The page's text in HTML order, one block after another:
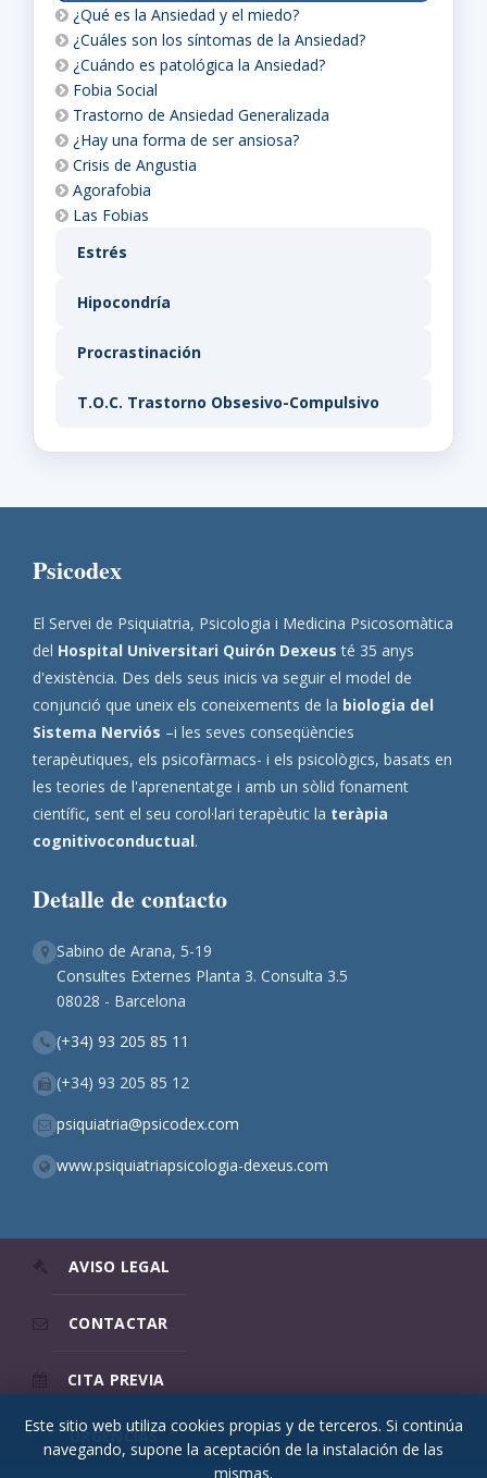
¿Qué es la Ansiedad y el miedo?
¿Cuáles son los síntomas de la Ansiedad?
¿Cuándo es patológica la Ansiedad?
Fobia Social
Trastorno de Ansiedad Generalizada
¿Hay una forma de ser ansiosa?
Crisis de Angustia
Agorafobia
Las Fobias
Estrés
Hipocondría
Procrastinación
T.O.C. Trastorno Obsesivo-Compulsivo
Psicodex
El Servei de Psiquiatria, Psicologia i Medicina Psicosomàtica
del Hospital Universitari Quirón Dexeus té 35 anys
d'existència. Des dels seus inicis va seguir el model de
conjunció que uneix els coneixements de la biologia del
Sistema Nerviós –i les seves conseqüències
terapèutiques, els psicofàrmacs- i els psicològics, basats en
les teories de l'aprenentatge i amb un sòlid fonament
científic, sent el seu corol·lari terapèutic la teràpia
cognitivoconductual.
Detalle de contacto
Sabino de Arana, 5-19
Consultes Externes Planta 3. Consulta 3.5
08028 - Barcelona
(+34) 93 205 85 11
(+34) 93 205 85 12
psiquiatria@psicodex.com
www.psiquiatriapsicologia-dexeus.com
AVISO LEGAL
CONTACTAR
CITA PREVIA
URGENCIAS
Este sitio web utiliza cookies propias y de terceros. Si continúa
navegando, supone la aceptación de la instalación de las
mismas.